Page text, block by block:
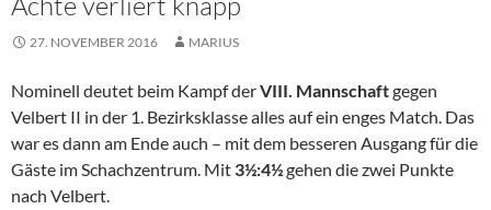
27. NOVEMBER 2016 MARIUS
Nominell deutet beim Kampf derVIII. Mannschaftgegen
Velbert II in der 1. Bezirksklasse alles auf ein enges Match. Das
war es dann am Ende auch – mit dem besseren Ausgang für die
Gäste im Schachzentrum. Mit 3½:4½gehen die zwei Punkte
nach Velbert.